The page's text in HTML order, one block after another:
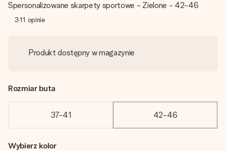
Spersonalizowane skarpety sportowe - Zielone - 42-46
311 opinie
Produkt dostępny w magazynie
Rozmiar buta
37-41 42-46
Wybierz kolor